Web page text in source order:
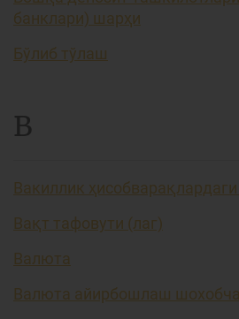
банклари) шарҳи
Бўлиб тўлаш
В
Вакиллик
Вақт тафовути (лаг)
Валюта
Валюта айирбошлаш